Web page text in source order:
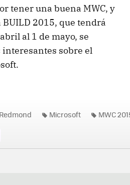
tener una buena MWC, y
2015, que tendrá
al 1 de mayo, se
interesantes sobre el
Microsoft MWC